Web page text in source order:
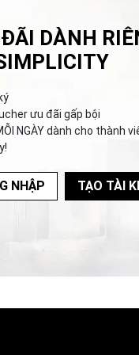
DÀNH
ưu đãi gấp bội
NGÀY dành cho thành
NHẬP TẠO TÀI